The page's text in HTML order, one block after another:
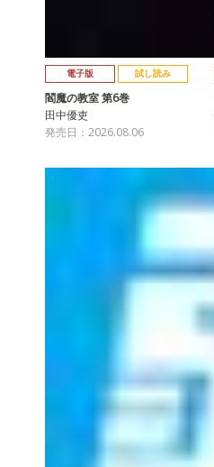
電子版 試し読み
閻魔の教室 第6巻
田中優吏
発売日：2026.08.06